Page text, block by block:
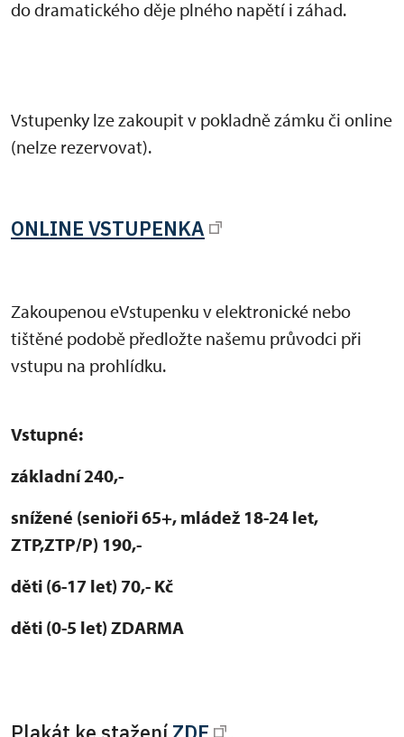
do dramatického děje plného napětí i záhad.
Vstupenky lze zakoupit v pokladně zámku či online
(nelze rezervovat).
ONLINE VSTUPENKA
Zakoupenou eVstupenku v elektronické nebo
tištěné podobě předložte našemu průvodci při
vstupu na prohlídku.
Vstupné:
základní 240,-
snížené (senioři 65+, mládež 18-24 let,
ZTP,ZTP/P) 190,-
děti (6-17 let) 70,- Kč
děti (0-5 let) ZDARMA